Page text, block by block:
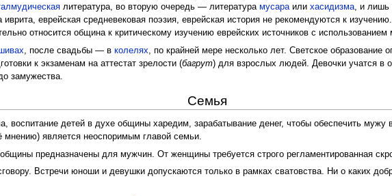
литература, во вторую очередь — литературамусараилихасидизма, и лишь
иврита, еврейская средневековая поэзия, еврейская история не рекомендуются к
относится община к критическому изучению еврейских источников с
, после свадьбы — вколелях , по крайней мере несколько лет. Светское
к экзаменам на аттестат зрелости (багрут) для взрослых людей. Девочки учатся
замужества.
Семья
детей в духе общины харедим, зарабатывание денег, чтобы обеспечить мужу
мнению) является неоспоримым главой семьи.
предназначены для мужчин. От женщины требуется строго регламентированная
Встречи юноши и девушки допускаются только в рамках сватовства. Ни о каких